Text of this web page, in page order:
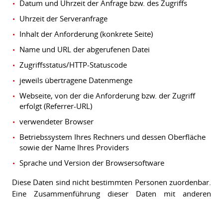
Datum und Uhrzeit der Anfrage bzw. des Zugriffs
Uhrzeit der Serveranfrage
Inhalt der Anforderung (konkrete Seite)
Name und URL der abgerufenen Datei
Zugriffsstatus/HTTP-Statuscode
jeweils übertragene Datenmenge
Webseite, von der die Anforderung bzw. der Zugriff
erfolgt (Referrer-URL)
verwendeter Browser
Betriebssystem Ihres Rechners und dessen Oberfläche
sowie der Name Ihres Providers
Sprache und Version der Browsersoftware
Diese Daten sind nicht bestimmten Personen zuordenbar.
Eine Zusammenführung dieser Daten mit anderen